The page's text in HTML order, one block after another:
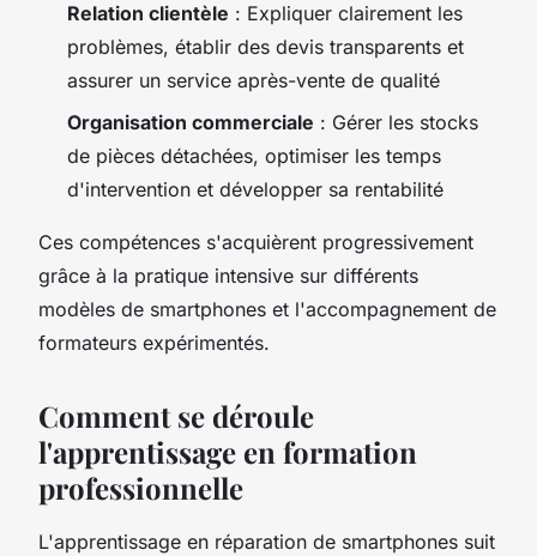
Relation clientèle : Expliquer clairement les
problèmes, établir des devis transparents et
assurer un service après-vente de qualité
Organisation commerciale : Gérer les stocks
de pièces détachées, optimiser les temps
d'intervention et développer sa rentabilité
Ces compétences s'acquièrent progressivement
grâce à la pratique intensive sur différents
modèles de smartphones et l'accompagnement de
formateurs expérimentés.
Comment se déroule
l'apprentissage en formation
professionnelle
L'apprentissage en réparation de smartphones suit